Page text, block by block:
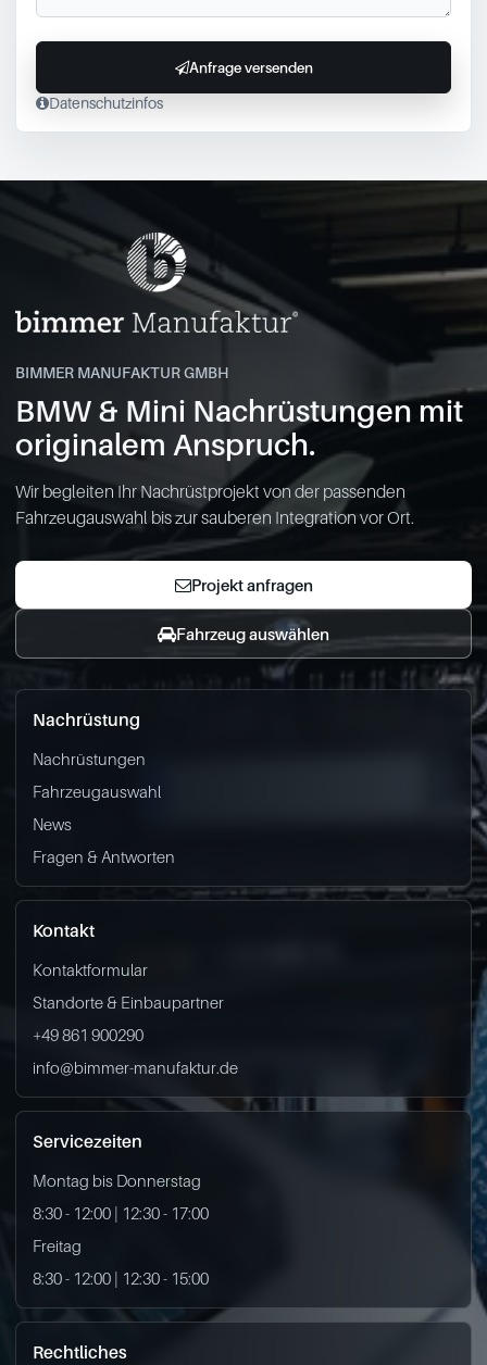
Datenschutzinfos
Anfrage versenden
BIMMER MANUFAKTUR GMBH
BMW & Mini Nachrüstungen mit
originalem Anspruch.
Wir begleiten Ihr Nachrüstprojekt von der passenden
Fahrzeugauswahl bis zur sauberen Integration vor Ort.
Projekt anfragen
Fahrzeug auswählen
Nachrüstung
Nachrüstungen
Fahrzeugauswahl
News
Fragen & Antworten
Kontakt
Kontaktformular
Standorte & Einbaupartner
+49 861 900290
info@bimmer-manufaktur.de
Servicezeiten
Montag bis Donnerstag
8:30 - 12:00 | 12:30 - 17:00
Freitag
8:30 - 12:00 | 12:30 - 15:00
Rechtliches